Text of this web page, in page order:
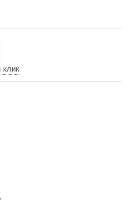
клик